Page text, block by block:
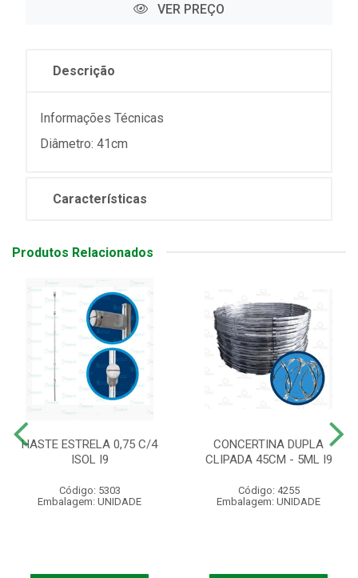
VER PREÇO
Descrição
Informações Técnicas
Diâmetro: 41cm
Características
Produtos Relacionados
HASTE ESTRELA 0,75 C/4
ISOL I9
Código: 5303
Embalagem: UNIDADE
CONCERTINA DUPLA
CLIPADA 45CM - 5ML I9
Código: 4255
Embalagem: UNIDADE